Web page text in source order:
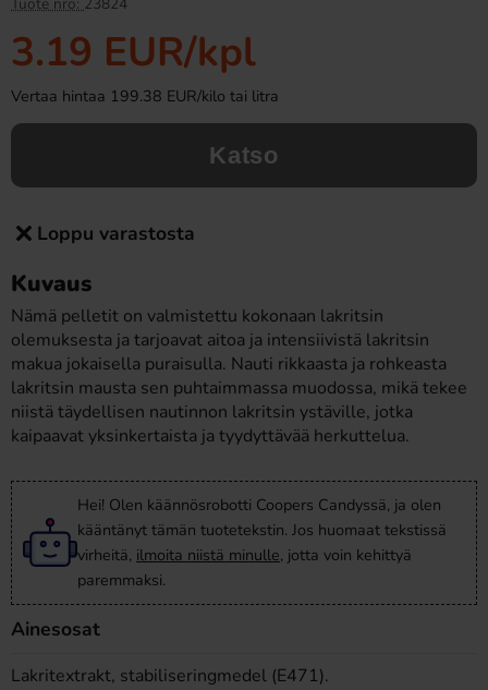
3.19 EUR/kpl
Vertaa hintaa 199.38 EUR/kilo tai litra
Katso
Loppu varastosta
Kuvaus
Nämä pelletit on valmistettu kokonaan lakritsin
olemuksesta ja tarjoavat aitoa ja intensiivistä lakritsin
makua jokaisella puraisulla. Nauti rikkaasta ja rohkeasta
lakritsin mausta sen puhtaimmassa muodossa, mikä tekee
niistä täydellisen nautinnon lakritsin ystäville, jotka
kaipaavat yksinkertaista ja tyydyttävää herkuttelua.
Hei! Olen käännösrobotti Coopers Candyssä, ja olen
kääntänyt tämän tuotetekstin. Jos huomaat tekstissä
virheitä, ilmoita niistä minulle, jotta voin kehittyä
paremmaksi.
Ainesosat
Lakritextrakt, stabiliseringmedel (E471).